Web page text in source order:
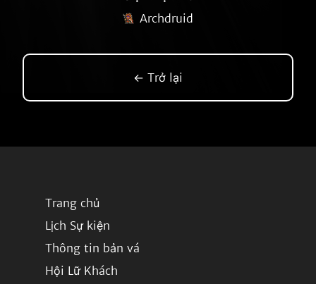
Archdruid
← Trở lại
Trang chủ
Lịch Sự kiện
Thông tin bản vá
Hội Lữ Khách